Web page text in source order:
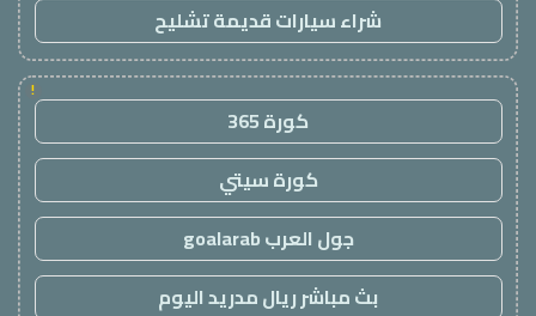
شراء سيارات قديمة تشليح
!
كورة 365
كورة سيتي
جول العرب goalarab
بث مباشر ريال مدريد اليوم